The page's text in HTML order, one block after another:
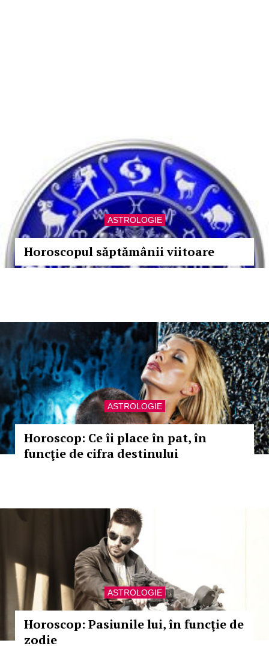
ASTROLOGIE
Horoscopul săptămânii viitoare
ASTROLOGIE
Horoscop: Ce îi place în pat, în
funcţie de cifra destinului
ASTROLOGIE
Horoscop: Pasiunile lui, în funcţie de
zodie